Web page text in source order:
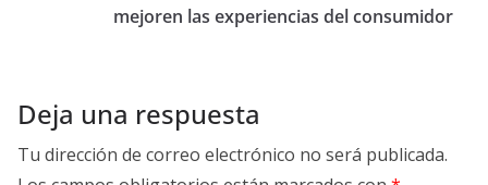
mejoren las experiencias del consumidor
Deja una respuesta
Tu dirección de correo electrónico no será publicada.